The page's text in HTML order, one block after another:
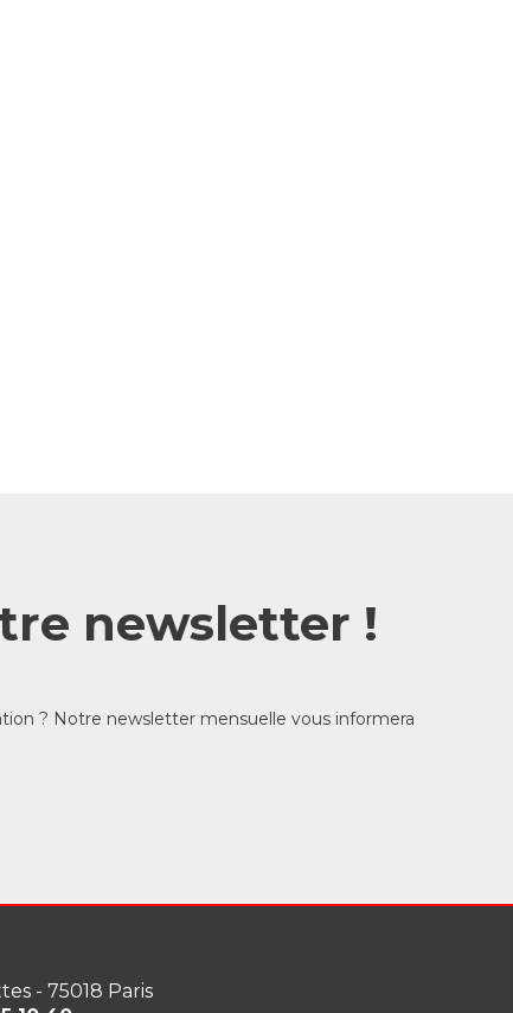
newsletter !
? Notre newsletter mensuelle vous informera
- 75018 Paris